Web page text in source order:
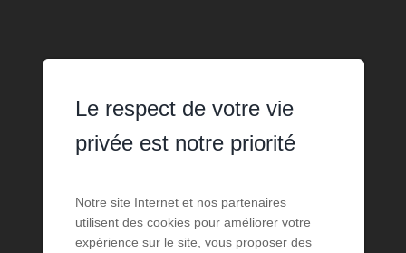
Le respect de votre vie
privée est notre priorité
Notre site Internet et nos partenaires
utilisent des cookies pour améliorer votre
expérience sur le site, vous proposer des